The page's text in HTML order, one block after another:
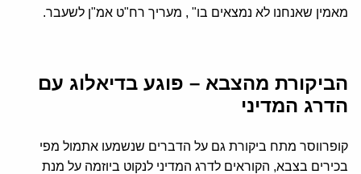
מאמין שאנחנו לא נמצאים בו" , מעריך רח"ט אמ"ן לשעבר.
הביקורת מהצבא – פוגע בדיאלוג עם
הדרג המדיני
קופרווסר מתח ביקורת גם על הדברים שנשמעו אתמול מפי
בכירים בצבא, הקוראים לדרג המדיני לנקוט ביוזמה על מנת